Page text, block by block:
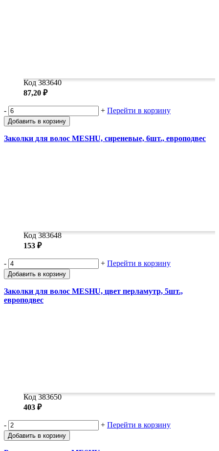
Код 383640
87,20 ₽
- + Перейти в корзину
Добавить в корзину
Заколки для волос MESHU, сиреневые, 6шт., европодвес
Код 383648
153 ₽
- + Перейти в корзину
Добавить в корзину
Заколки для волос MESHU, цвет перламутр, 5шт.,
европодвес
Код 383650
403 ₽
- + Перейти в корзину
Добавить в корзину